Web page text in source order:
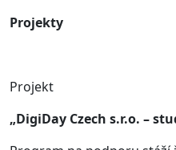
Projekty
Projekt
„DigiDay Czech s.r.o. –